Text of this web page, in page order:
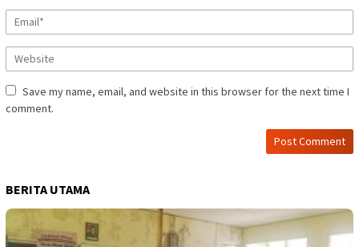
Save my name, email, and website in this browser for the next time I
comment.
BERITA UTAMA